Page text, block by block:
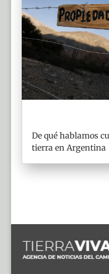
De qué hablamos
tierra en Argentina